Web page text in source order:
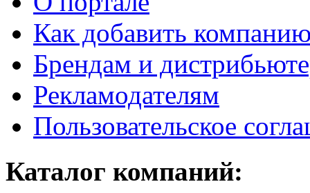
Как добавить
Брендам и
Рекламодателям
Пользовательское
Каталог компаний: